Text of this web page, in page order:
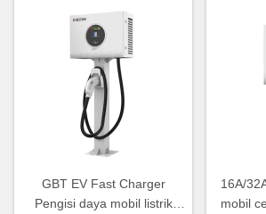
GBT EV Fast Charger
Pengisi daya mobil listrik
16A/
mobil